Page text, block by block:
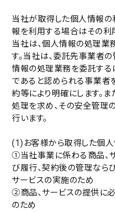
当社が取得した個人情報の
報を利用する場合はその利
当社は、個人情報の処理業
す。当社は、委託先事業者
情報の処理業務を委託する
であると認められる事業者
約等により明確にします。
処理を求め、その安全管理
行います。
(1)お客様から取得した個
①当社事業に係わる商品、
び履行、契約後の管理なら
サービスの実施のため
②商品、サービスの提供に
のため